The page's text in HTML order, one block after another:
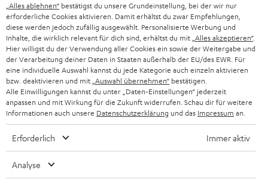
BLUETOOTH-LAUTSPRECHER
KOPFHÖRER
BLUETOOTH-KOPFHÖRER
STEREOANLAGEN
IN-EAR-KOPFHÖRER
PARTNERPROGRAMM
BLOG
NEWSLETTER
STORES
DEINE VORTEILE BEI TEUFEL
TEUFEL STORY
UNSER MANAGEMENT
SCHWEIZ
NIEDERLANDE
BELGIEN
FRANKREICH
SPANIEN
„Alles ablehnen“ bestätigst du unsere Grundeinstellung, bei der wir nur
erforderliche Cookies aktivieren. Damit erhältst du zwar Empfehlungen,
diese werden jedoch zufällig ausgewählt. Personalisierte Werbung und
Inhalte, die wirklich relevant für dich sind, erhältst du mit „Alles akzeptieren“.
Hier willigst du der Verwendung aller Cookies ein sowie der Weitergabe und
der Verarbeitung deiner Daten in Staaten außerhalb der EU/des EWR. Für
eine individuelle Auswahl kannst du jede Kategorie auch einzeln aktivieren
bzw. deaktivieren und mit „Auswahl übernehmen“ bestätigen.
Alle Einwilligungen kannst du unter „Daten-Einstellungen“ jederzeit
anpassen und mit Wirkung für die Zukunft widerrufen. Schau dir für weitere
Informationen auch unsere Datenschutzerklärung und das Impressum an.
Erforderlich Immer aktiv
Analyse